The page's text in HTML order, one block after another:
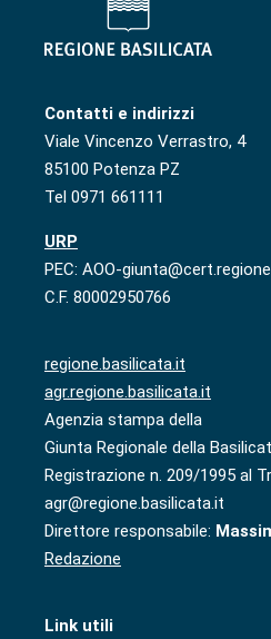
Contatti e indirizzi
Viale Vincenzo Verrastro, 4
85100 Potenza PZ
Tel 0971 661111
URP
PEC: AOO-
C.F. 80002950766
regione.basilicata.it
agr.regione.basilicata.it
Agenzia stampa della
Giunta Regionale della
Registrazione n. 209/1995 al
agr@regione.basilicata.it
Direttore responsabile:
Redazione
Link utili